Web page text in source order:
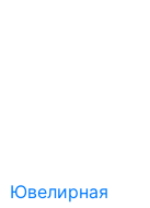
Ювелирная